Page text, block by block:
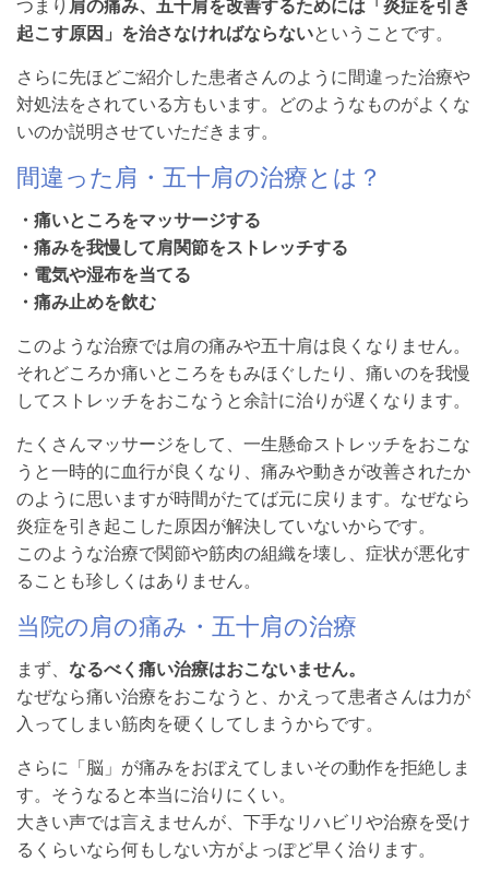
つまり 肩の痛み、五十肩を改善するためには「炎症を引き
起こす原因」を治さなければならないということです。
さらに先ほどご紹介した患者さんのように間違った治療や
対処法をされている方もいます。どのようなものがよくな
いのか説明させていただきます。
間違った肩・五十肩の治療とは？
・痛いところをマッサージする
・痛みを我慢して肩関節をストレッチする
・電気や湿布を当てる
・痛み止めを飲む
このような治療では肩の痛みや五十肩は良くなりません。
それどころか痛いところをもみほぐしたり、痛いのを我慢
してストレッチをおこなうと余計に治りが遅くなります。
たくさんマッサージをして、一生懸命ストレッチをおこな
うと一時的に血行が良くなり、痛みや動きが改善されたか
のように思いますが時間がたてば元に戻ります。なぜなら
炎症を引き起こした原因が解決していないからです。
このような治療で関節や筋肉の組織を壊し、症状が悪化す
ることも珍しくはありません。
当院の肩の痛み・五十肩の治療
まず、 なるべく痛い治療はおこないません。
なぜなら痛い治療をおこなうと、かえって患者さんは力が
入ってしまい筋肉を硬くしてしまうからです。
さらに「脳」が痛みをおぼえてしまいその動作を拒絶しま
す。そうなると本当に治りにくい。
大きい声では言えませんが、下手なリハビリや治療を受け
るくらいなら何もしない方がよっぽど早く治ります。